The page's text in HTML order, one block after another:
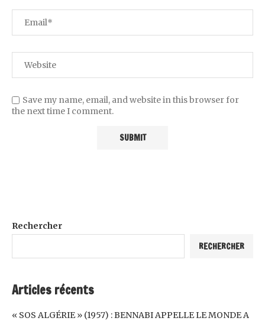
Save my name, email, and website in this browser for
the next time I comment.
Rechercher
RECHERCHER
Articles récents
« SOS ALGÉRIE » (1957) : BENNABI APPELLE LE MONDE A